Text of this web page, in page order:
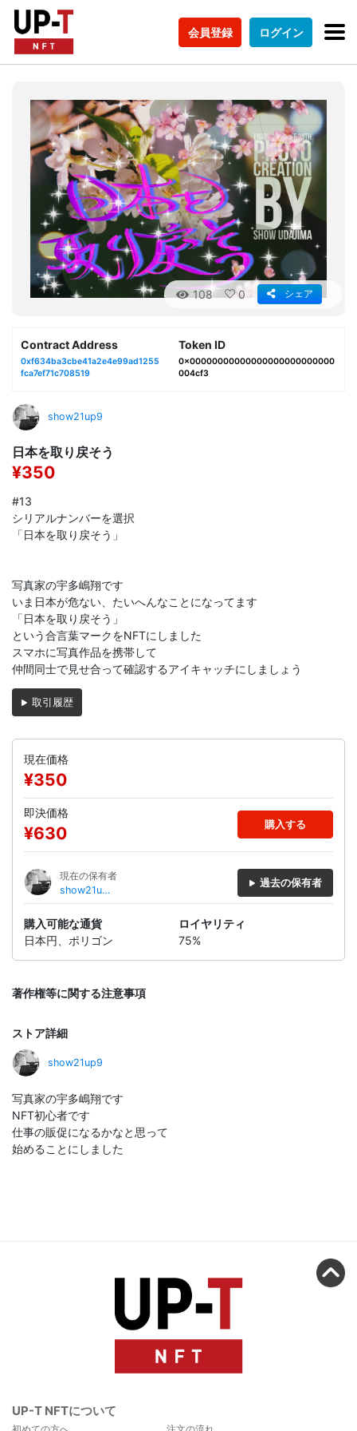
会員登録 ログイン
108 0 シェア
Contract Address
0xf634ba3cbe41a2e4e99ad1255
fca7ef71c708519
Token ID
0x00000000000000000000000000
004cf3
show21up9
日本を取り戻そう
¥350
#13
シリアルナンバーを選択
「日本を取り戻そう」
写真家の宇多嶋翔です
いま日本が危ない、たいへんなことになってます
「日本を取り戻そう」
という合言葉マークをNFTにしました
スマホに写真作品を携帯して
仲間同士で見せ合って確認するアイキャッチにしましょう
取引履歴
現在価格
¥350
即決価格
¥630 購入する
現在の保有者
show21up
9
過去の保有者
購入可能な通貨
日本円、ポリゴン
ロイヤリティ
75%
著作権等に関する注意事項
ストア詳細
show21up9
写真家の宇多嶋翔です
NFT初心者です
仕事の販促になるかなと思って
始めることにしました
UP-T NFTについて